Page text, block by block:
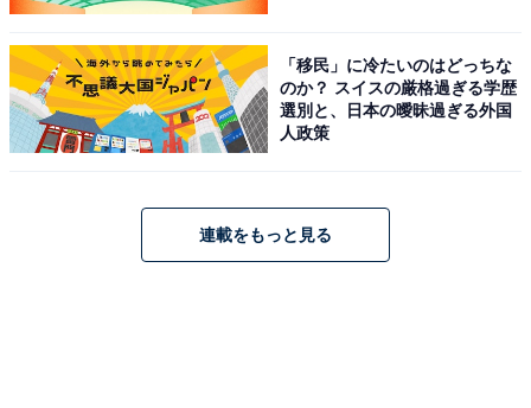
「移民」に冷たいのはどっちな
のか？ スイスの厳格過ぎる学歴
選別と、日本の曖昧過ぎる外国
人政策
連載をもっと見る